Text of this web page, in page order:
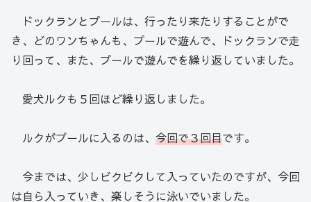
ドックランとプールは、行ったり来たりすることがで
き、どのワンちゃんも、プールで遊んで、ドックランで走
り回って、また、プールで遊んでを繰り返していました。
愛犬ルクも５回ほど繰り返しました。
ルクがプールに入るのは、 今回で３回目です。
今までは、少しビクビクして入っていたのですが、今回
は自ら入っていき、楽しそうに泳いでいました。